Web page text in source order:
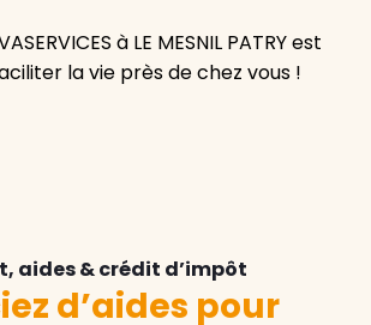
à LE MESNIL PATRY est
la vie près de chez vous !
aides & crédit d’impôt
d’aides pour